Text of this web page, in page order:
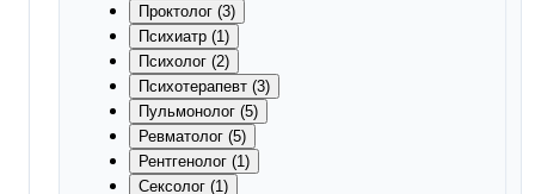
Проктолог (3)
Психиатр (1)
Психолог (2)
Психотерапевт (3)
Пульмонолог (5)
Ревматолог (5)
Рентгенолог (1)
Сексолог (1)